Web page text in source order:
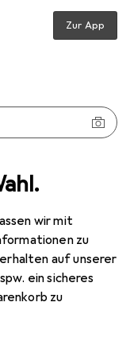
wir mit
zu
auf unserer
ein sicheres
zu
Zur App